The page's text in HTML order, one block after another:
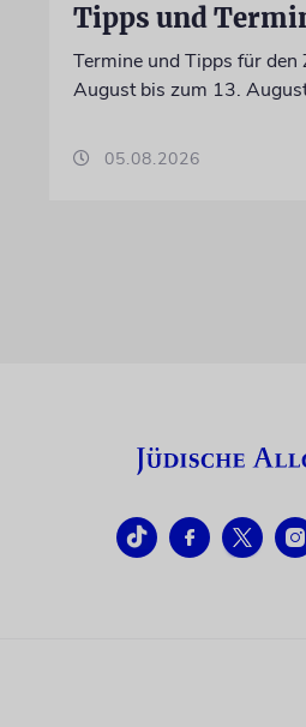
Tipps und
Termine und Tipps für den
August bis zum 13.
05.08.2026